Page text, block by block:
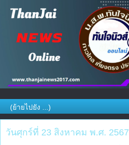
วันศุกร์ที่ 23 สิงหาคม พ.ศ. 2567